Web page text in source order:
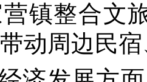
镇整合文
动周边民